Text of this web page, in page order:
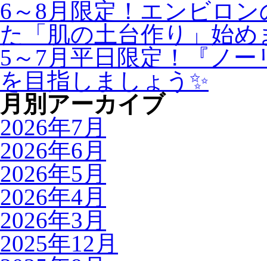
6～8月限定！エンビロ
た「肌の土台作り」始め
5～7月平日限定！『ノ
を目指しましょう✨
月別アーカイブ
2026年7月
2026年6月
2026年5月
2026年4月
2026年3月
2025年12月